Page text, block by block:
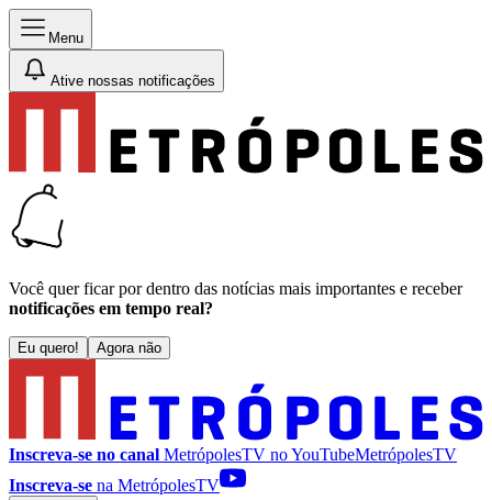
Menu
Ative nossas notificações
Você quer ficar por dentro das notícias mais importantes e receber
notificações em tempo real?
Eu quero! Agora não
Inscreva-se no canal MetrópolesTV noYouTubeMetrópolesTV
Inscreva-se na MetrópolesTV